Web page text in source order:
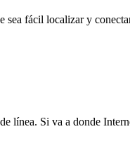
sea fácil localizar y
línea. Si va a donde